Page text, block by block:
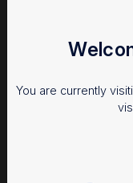
You are currently